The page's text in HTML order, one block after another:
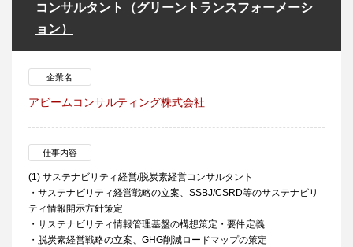
コンサルタント（グリーントランスフォーメーシ
ョン）
企業名
アビームコンサルティング株式会社
仕事内容
(1) サステナビリティ経営/脱炭素経営コンサルタント
・サステナビリティ経営戦略の立案、SSBJ/CSRD等のサステナビリ
ティ情報開示方針策定
・サステナビリティ情報管理基盤の構想策定・要件定義
・脱炭素経営戦略の立案、GHG削減ロードマップの策定